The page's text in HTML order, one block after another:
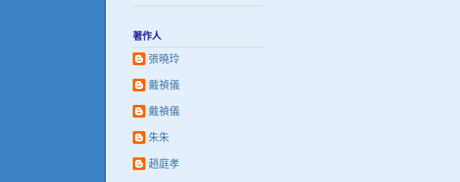
著作人
張曉玲
戴禎儀
戴禎儀
朱朱
趙庭孝